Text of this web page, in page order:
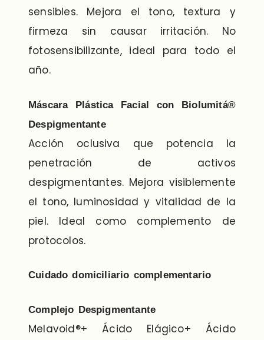
sensibles. Mejora el tono, textura y
firmeza sin causar irritación. No
fotosensibilizante, ideal para todo el
año.
Máscara Plástica Facial con Biolumitá®
Despigmentante
Acción oclusiva que potencia la
penetración de activos
despigmentantes. Mejora visiblemente
el tono, luminosidad y vitalidad de la
piel. Ideal como complemento de
protocolos.
Cuidado domiciliario complementario
Complejo Despigmentante
Melavoid®+ Ácido Elágico+ Ácido